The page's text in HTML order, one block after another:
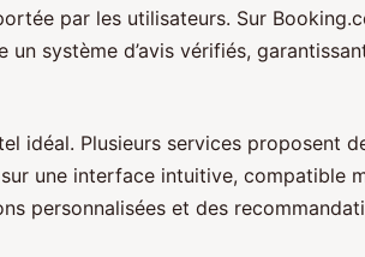
par les utilisateurs. Sur
système d’avis vérifiés,
Plusieurs services proposent
une interface intuitive,
personnalisées et des